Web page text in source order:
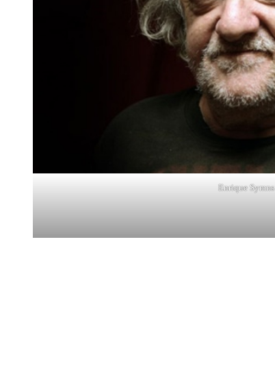
Enrique Symns